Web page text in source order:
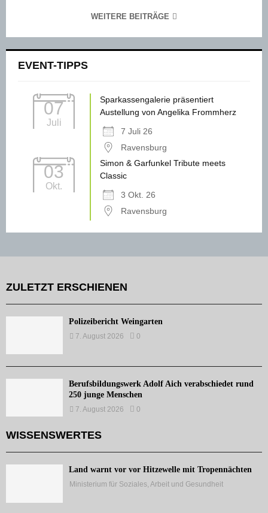
WEITERE BEITRÄGE
EVENT-TIPPS
07
Juli
Sparkassengalerie präsentiert
Austellung von Angelika Frommherz
7 Juli 26
Ravensburg
03
Okt.
Simon & Garfunkel Tribute meets
Classic
3 Okt. 26
Ravensburg
ZULETZT ERSCHIENEN
Polizeibericht Weingarten
7. August 2026 0
Berufsbildungswerk Adolf Aich verabschiedet rund
250 junge Menschen
7. August 2026 0
WISSENSWERTES
Land warnt vor vor Hitzewelle mit Tropennächten
Ministerium für Soziales, Arbeit und Gesundheit